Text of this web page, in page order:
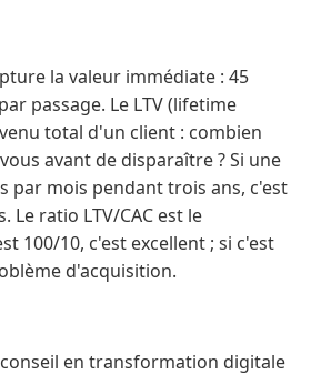
la valeur immédiate : 45
passage. Le LTV (lifetime
total d'un client : combien
avant de disparaître ? Si une
par mois pendant trois ans, c'est
Le ratio LTV/CAC est le
100/10, c'est excellent ; si c'est
d'acquisition.
en transformation digitale